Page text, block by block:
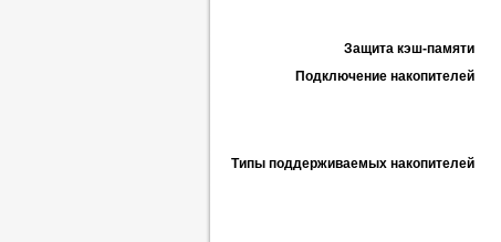
Защита кэш-памяти
Подключение накопителей
Типы поддерживаемых накопителей